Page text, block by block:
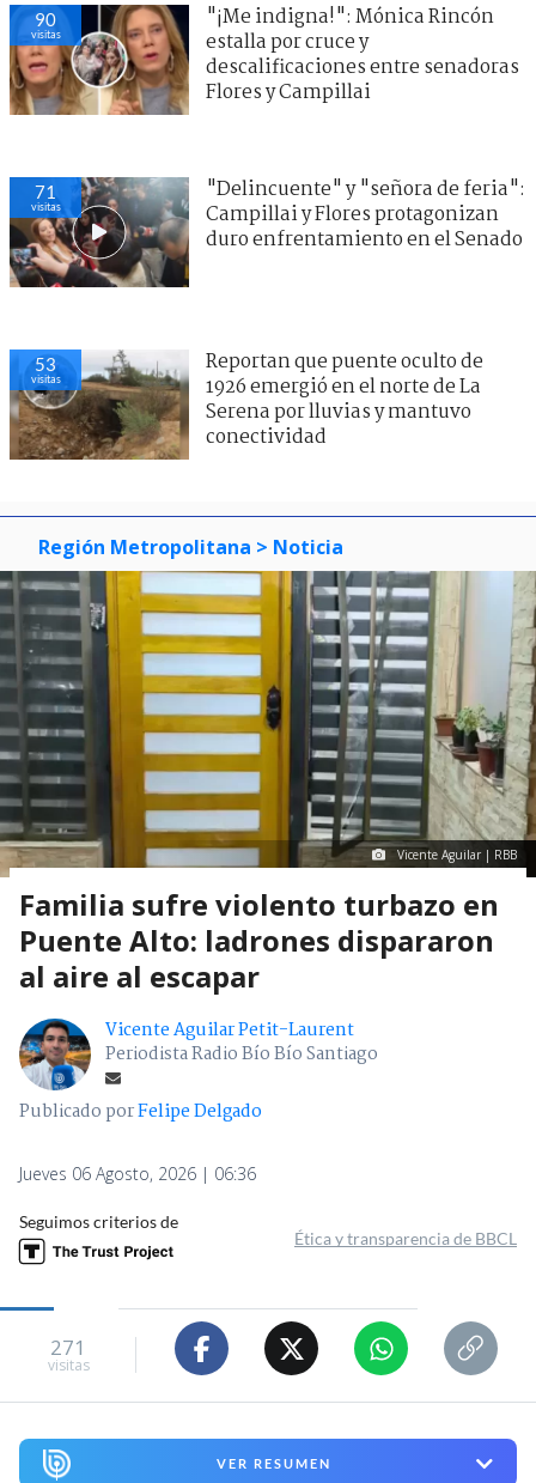
90
visitas
"¡Me indigna!": Mónica Rincón
estalla por cruce y
descalificaciones entre senadoras
Flores y Campillai
71
visitas
"Delincuente" y "señora de feria":
Campillai y Flores protagonizan
duro enfrentamiento en el Senado
53
visitas
Reportan que puente oculto de
1926 emergió en el norte de La
Serena por lluvias y mantuvo
conectividad
Región Metropolitana > Noticia
Vicente Aguilar | RBB
Familia sufre violento turbazo en
Puente Alto: ladrones dispararon
al aire al escapar
Vicente Aguilar Petit-Laurent
Periodista Radio Bío Bío Santiago
Publicado porFelipe Delgado
Jueves 06 Agosto, 2026 | 06:36
Seguimos criterios de
Ética y transparencia de BBCL
271
visitas
VER RESUMEN